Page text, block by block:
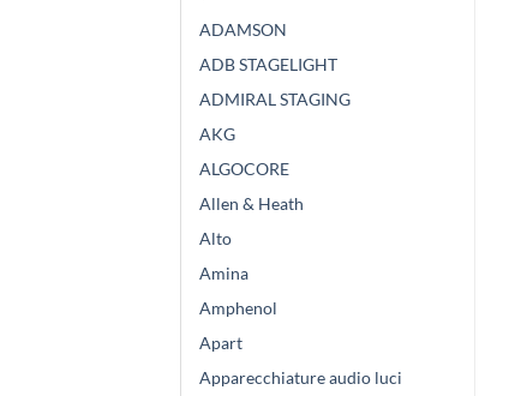
ADAMSON
ADB STAGELIGHT
ADMIRAL STAGING
AKG
ALGOCORE
Allen & Heath
Alto
Amina
Amphenol
Apart
Apparecchiature audio luci